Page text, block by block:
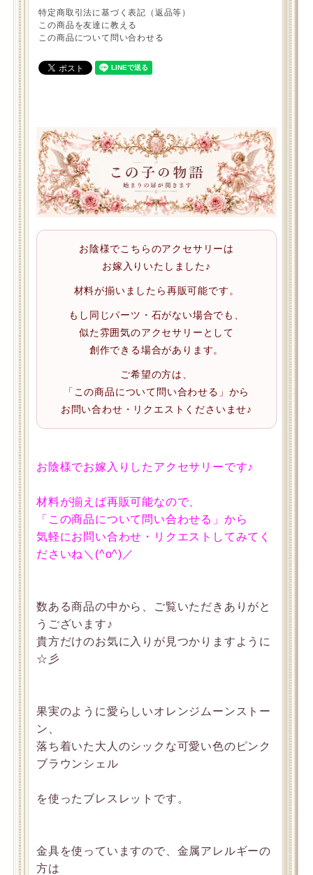
特定商取引法に基づく表記（返品等）
この商品を友達に教える
この商品について問い合わせる
お陰様でこちらのアクセサリーは
お嫁入りいたしました♪
材料が揃いましたら再販可能です。
もし同じパーツ・石がない場合でも、
似た雰囲気のアクセサリーとして
創作できる場合があります。
ご希望の方は、
「この商品について問い合わせる」から
お問い合わせ・リクエストくださいませ♪
お陰様でお嫁入りしたアクセサリーです♪
材料が揃えば再販可能なので、
「この商品について問い合わせる」から
気軽にお問い合わせ・リクエストしてみてく
ださいね＼(^o^)／
数ある商品の中から、ご覧いただきありがと
うございます♪
貴方だけのお気に入りが見つかりますように
☆彡
果実のように愛らしいオレンジムーンストー
ン、
落ち着いた大人のシックな可愛い色のピンク
ブラウンシェル
を使ったブレスレットです。
金具を使っていますので、金属アレルギーの
方は